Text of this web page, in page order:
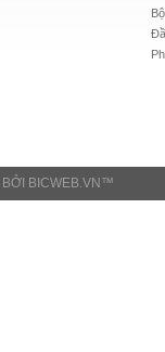
BỞI BICWEB.VN ™